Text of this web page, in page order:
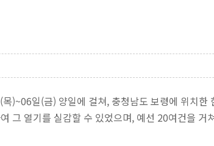
)~06일(금) 양일에 걸쳐, 충청남도 보령에 위치
그 열기를 실감할 수 있었으며, 예선 20여건을